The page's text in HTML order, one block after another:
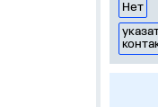
Нет